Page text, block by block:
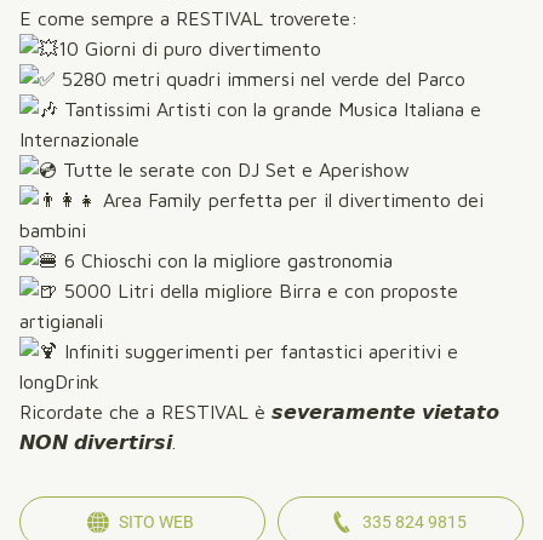
E come sempre a RESTIVAL troverete:
10 Giorni di puro divertimento
5280 metri quadri immersi nel verde del Parco
Tantissimi Artisti con la grande Musica Italiana e
Internazionale
Tutte le serate con DJ Set e Aperishow
Area Family perfetta per il divertimento dei
bambini
6 Chioschi con la migliore gastronomia
5000 Litri della migliore Birra e con proposte
artigianali
Infiniti suggerimenti per fantastici aperitivi e
longDrink
Ricordate che a RESTIVAL è 𝙨𝙚𝙫𝙚𝙧𝙖𝙢𝙚𝙣𝙩𝙚 𝙫𝙞𝙚𝙩𝙖𝙩𝙤
𝙉𝙊𝙉 𝙙𝙞𝙫𝙚𝙧𝙩𝙞𝙧𝙨𝙞.
SITO WEB 335 824 9815